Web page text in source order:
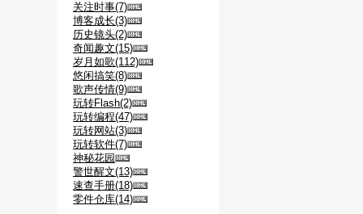
关注时事(7)
博客成长(3)
历史镜头(2)
奇闻趣文(15)
岁月如歌(112)
悠闲搞笑(8)
歌声传情(9)
玩转Flash(2)
玩转编程(47)
玩转网站(3)
玩转软件(7)
神秘花园
警世醒文(13)
速查手册(18)
零件仓库(14)